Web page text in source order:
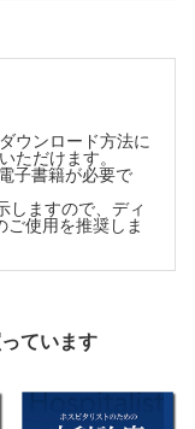
ウンロード方法に
ただけます。
子書籍が必要で
しますので、ディ
ご使用を推奨しま
ています